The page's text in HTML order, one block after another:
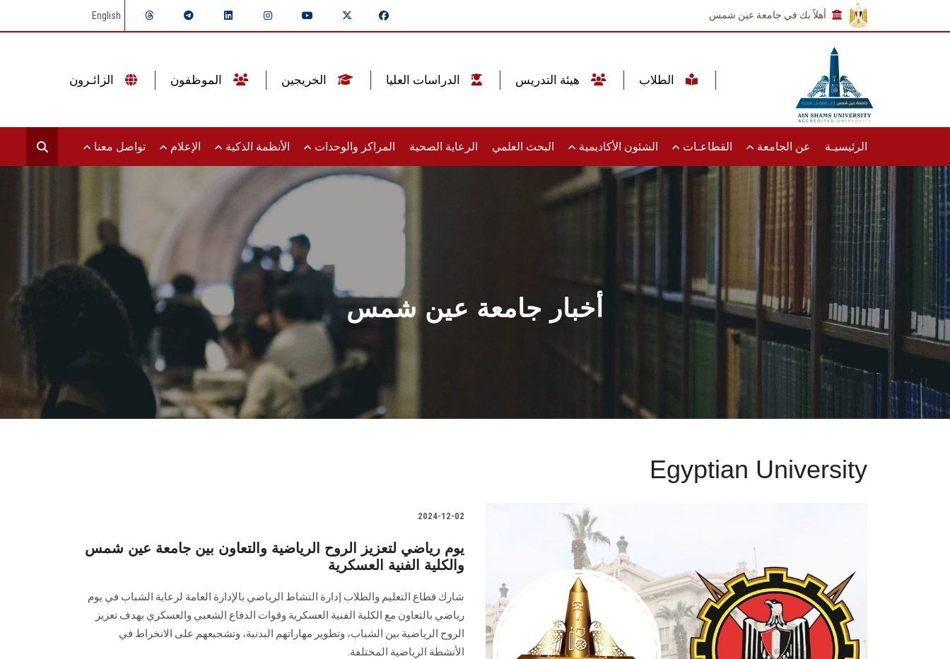
أهلاً بك في جامعة عين شمس English
الرئيسيـة عن الجامعة القطاعـات الشئون الأكاديمية البحث العلمي الرعاية الصحية المراكز والوحدات الأنظمة الذكية الإعلام تواصل معنا
أخبار جامعة عين شمس
Egyptian University
2024-12-02
يوم رياضي لتعزيز الروح الرياضية والتعاون بين جامعة عين شمس
والكلية الفنية العسكرية
شارك قطاع التعليم والطلاب إدارة النشاط الرياضي بالإدارة العامة لرعاية الشباب في يوم
‏رياضي بالتعاون مع الكلية الفنية العسكرية وقوات الدفاع الشعبي والعسكري بهدف تعزيز
الروح ‏الرياضية بين الشباب، وتطوير مهاراتهم البدنية، وتشجيعهم على الانخراط في
الأنشطة الرياضية ‏المختلفة. ‏